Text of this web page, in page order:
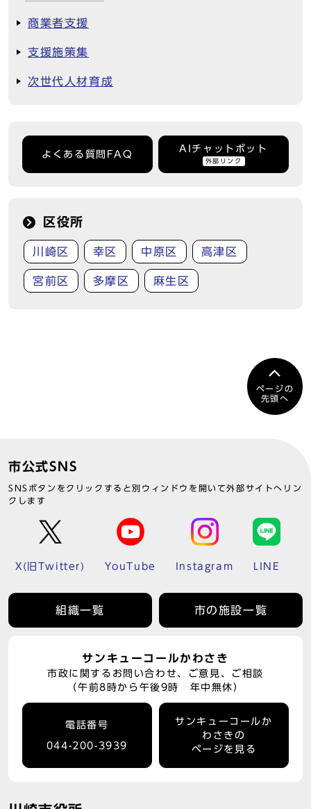
商業者支援
支援施策集
次世代人材育成
よくある質問FAQ
AIチャットボット
外部リンク
区役所
川崎区 幸区 中原区 高津区
宮前区 多摩区 麻生区
ページの
先頭へ
市公式SNS
SNSボタンをクリックすると別ウィンドウを開いて外部サイトへリン
クします
X(旧Twitter) YouTube Instagram LINE
組織一覧 市の施設一覧
サンキューコールかわさき
市政に関するお問い合わせ、ご意見、ご相談
（午前8時から午後9時 年中無休）
電話番号
044-200-3939
サンキューコールか
わさきの
ページを見る